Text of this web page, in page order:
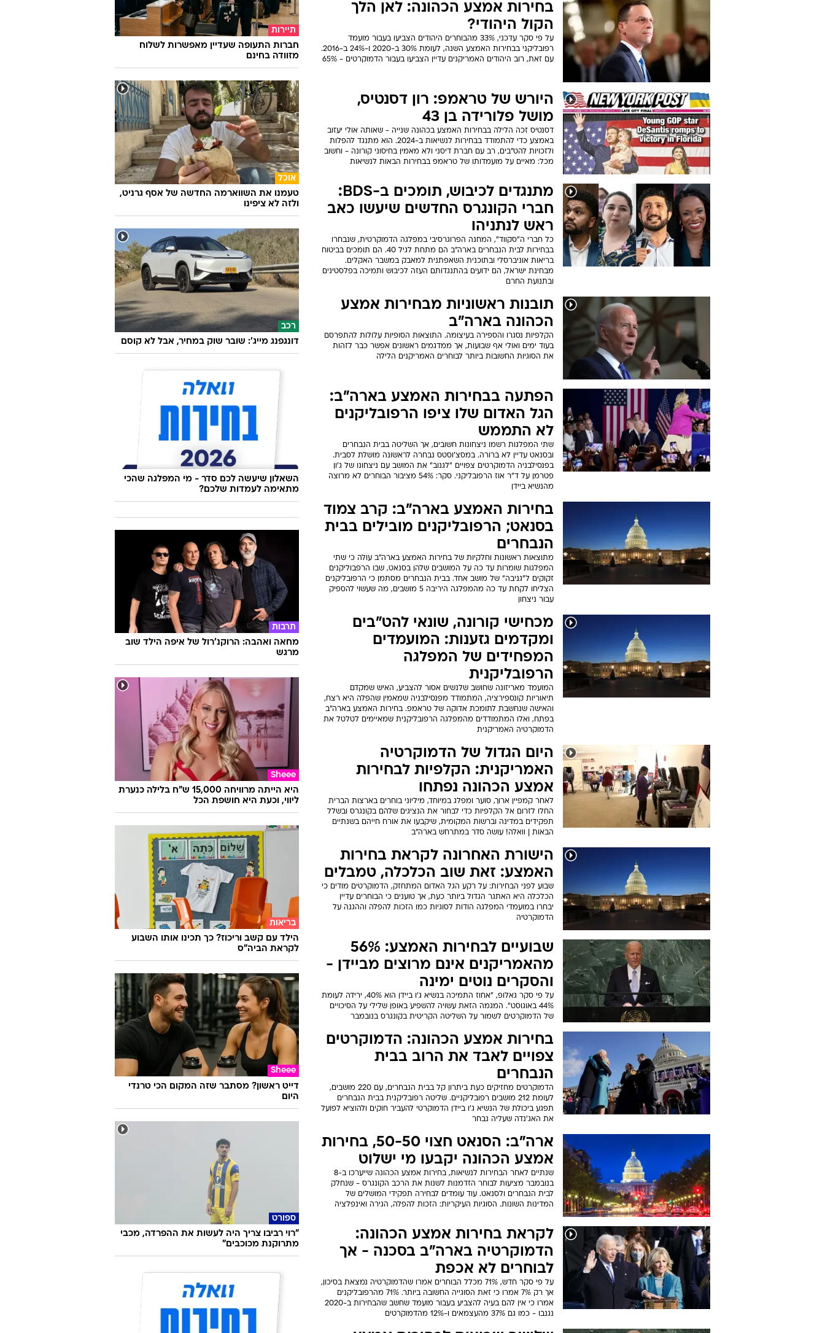
בחירות אמצע הכהונה: לאן הלך
הקול היהודי?
על פי סקר עדכני, 33% מהבוחרים היהודים הצביעו בעבור מועמד
רפובליקני בבחירות האמצע השנה, לעומת 30% ב-2020 ו-24% ב-2016.
עם זאת, רוב היהודים האמריקנים עדיין הצביעו בעבור הדמוקרטים - 65%
היורש של טראמפ: רון דסנטיס,
מושל פלורידה בן 43
דסנטיס זכה הלילה בבחירות האמצע בכהונה שנייה - שאותה אולי יעזוב
באמצע כדי להתמודד בבחירות לנשיאות ב-2024. הוא מתנגד להפלות
ולזכויות להט"בים, רב עם חברת דיסני ולא מאמין בחיסוני קורונה - וחשוב
מכל: מאיים על מועמדותו של טראמפ בבחירות הבאות לנשיאות
מתנגדים לכיבוש, תומכים ב-BDS:
חברי הקונגרס החדשים שיעשו כאב
ראש לנתניהו
כל חברי ה"סקווד", המחנה הפרוגרסיבי במפלגה הדמוקרטית, שנבחרו
בבחירות לבית הנבחרים בארה"ב הם מתחת לגיל 40. הם תומכים בביטוח
בריאות אוניברסלי ובתוכנית השאפתנית למאבק במשבר האקלים.
מבחינת ישראל, הם ידועים בהתנגדותם העזה לכיבוש ותמיכה בפלסטינים
ובתנועת החרם
תובנות ראשוניות מבחירות אמצע
הכהונה בארה"ב
הקלפיות נסגרו והספירה בעיצומה. התוצאות הסופיות עלולות להתפרסם
בעוד ימים ואולי אף שבועות, אך ממדגמים ראשונים אפשר כבר לזהות
את הסוגיות החשובות ביותר לבוחרים האמריקנים הלילה
הפתעה בבחירות האמצע בארה"ב:
הגל האדום שלו ציפו הרפובליקנים
לא התממש
שתי המפלגות רשמו ניצחונות חשובים, אך השליטה בבית הנבחרים
ובסנאט עדיין לא ברורה. במסצ'וסטס נבחרה לראשונה מושלת לסבית.
בפנסילבניה הדמוקרטים צפויים "לגנוב" את המושב עם ניצחונו של ג'ון
פטרמן על ד"ר אוז הרפובליקני. סקר: 54% מציבור הבוחרים לא מרוצה
מהנשיא ביידן
בחירות האמצע בארה"ב: קרב צמוד
בסנאט; הרפובליקנים מובילים בבית
הנבחרים
מתוצאות ראשונות וחלקיות של בחירות האמצע בארה"ב עולה כי שתי
המפלגות שומרות עד כה על המושבים שלהן בסנאט, שבו הרפבוליקנים
זקוקים ל"גניבה" של מושב אחד. בבית הנבחרים מסתמן כי הרפובליקנים
הצליחו לקחת עד כה מהמפלגה היריבה 5 מושבים, מה שעשוי להספיק
עבור ניצחון
מכחישי קורונה, שונאי להט"בים
ומקדמים גזענות: המועמדים
המפחידים של המפלגה
הרפובליקנית
המועמד מאריזונה שחושב שלנשים אסור להצביע, האיש שמקדם
תיאוריות קונספירציה, המתמודד מפנסילבניה שמאמין שהפלה היא רצח,
והאישה שנחשבת לתומכת אדוקה של טראמפ. בחירות האמצע בארה"ב
בפתח, ואלו המתמודדים מהמפלגה הרפובליקנית שמאיימים לטלטל את
הדמוקרטיה האמריקנית
היום הגדול של הדמוקרטיה
האמריקנית: הקלפיות לבחירות
אמצע הכהונה נפתחו
לאחר קמפיין ארוך, סוער ומפלג במיוחד, מיליוני בוחרים בארצות הברית
החלו לזרום אל הקלפיות כדי לבחור את הנציגים שלהם בקונגרס ובשלל
תפקידים במדינה וברשות המקומית, שיקבעו את אורח חייהם בשנתיים
הבאות | וואלה! עושה סדר במתרחש בארה"ב
הישורת האחרונה לקראת בחירות
האמצע: זאת שוב הכלכלה, טמבלים
שבוע לפני הבחירות: על רקע הגל האדום המתחזק, הדמוקרטים מודים כי
הכלכלה היא האתגר הגדול ביותר כעת, אך טוענים כי הבוחרים עדיין
יבחרו במועמדי המפלגה הודות לסוגיות כמו הזכות להפלה וההגנה על
הדמוקרטיה
שבועיים לבחירות האמצע: 56%
מהאמריקנים אינם מרוצים מביידן -
והסקרים נוטים ימינה
על פי סקר גאלופ, "אחוז התמיכה בנשיא ג'ו ביידן הוא 40%, ירידה לעומת
44% באוגוסט". המגמה הזאת עשויה להשפיע באופן שלילי על הסיכויים
של הדמוקרטים לשמור על השליטה הקריטית בקונגרס בנובמבר
בחירות אמצע הכהונה: הדמוקרטים
צפויים לאבד את הרוב בבית
הנבחרים
הדמוקרטים מחזיקים כעת ביתרון קל בבית הנבחרים, עם 220 מושבים,
לעומת 212 מושבים רפובליקניים. שליטה רפובליקנית בבית הנבחרים
תפגע ביכולת של הנשיא ג'ו ביידן הדמוקרטי להעביר חוקים ולהוציא לפועל
את האג'נדה שעליה נבחר
ארה"ב: הסנאט חצוי 50-50, בחירות
אמצע הכהונה יקבעו מי ישלוט
שנתיים לאחר הבחירות לנשיאות, בחירות אמצע הכהונה שייערכו ב-8
בנובמבר מציעות לבוחר הזדמנות לשנות את הרכב הקונגרס - שנחלק
לבית הנבחרים ולסנאט. עוד עומדים לבחירה תפקידי המושלים של
המדינות השונות. הסוגיות העיקריות: הזכות להפלה, הגירה ואינפלציה
לקראת בחירות אמצע הכהונה:
הדמוקרטיה בארה"ב בסכנה - אך
לבוחרים לא אכפת
על פי סקר חדש, 71% מכלל הבוחרים אמרו שהדמוקרטיה נמצאת בסיכון,
אך רק 7% אמרו כי זאת הסוגייה החשובה ביותר. 71% מהרפובליקנים
אמרו כי אין להם בעיה להצביע בעבור מועמד שחשב שהבחירות ב-2020
נגנבו - כמו גם 37% מהעצמאים ו-12% מהדמוקרטים
תיירות
חברות התעופה שעדיין מאפשרות לשלוח
מזוודה בחינם
אוכל
טעמנו את השווארמה החדשה של אסף גרניט,
ולזה לא ציפינו
רכב
דונגפנג מייג': שובר שוק במחיר, אבל לא קוסם
השאלון שיעשה לכם סדר - מי המפלגה שהכי
מתאימה לעמדות שלכם?
תרבות
מחאה ואהבה: הרוקנ'רול של איפה הילד שוב
מרגש
Sheee
היא הייתה מרוויחה 15,000 ש"ח בלילה כנערת
ליווי, וכעת היא חושפת הכל
בריאות
הילד עם קשב וריכוז? כך תכינו אותו השבוע
לקראת הביה"ס
Sheee
דייט ראשון? מסתבר שזה המקום הכי טרנדי
היום
ספורט
"רוי רביבו צריך היה לעשות את ההפרדה, מכבי
מתרוקנת מכוכבים"